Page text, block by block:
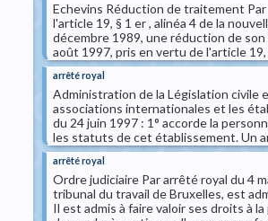
Echevins Réduction de traitement
l'article 19, § 1 er , alinéa 4 de la
décembre 1989, une réduction de
août 1997, pris en vertu de l'article 19,
arrêté royal
Administration de la Législation
associations internationales et les
du 24 juin 1997 : 1° accorde la
les statuts de cet établissement. Un
arrêté royal
Ordre judiciaire Par arrêté royal du 4
tribunal du travail de Bruxelles, est
Il est admis à faire valoir ses droits à